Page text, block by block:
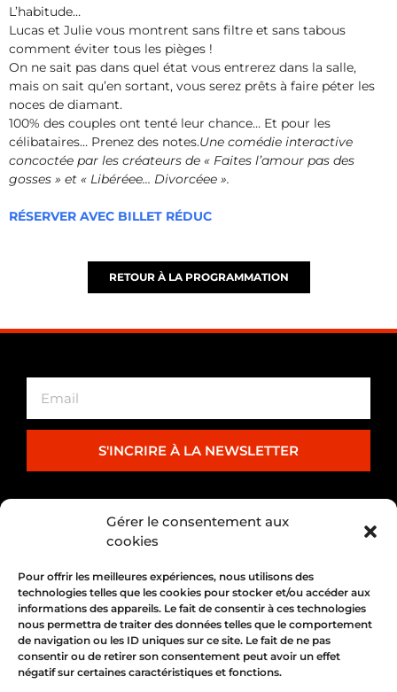
Gérer le consentement aux
cookies
Pour offrir les meilleures expériences, nous utilisons des
technologies telles que les cookies pour stocker et/ou accéder aux
informations des appareils. Le fait de consentir à ces technologies
nous permettra de traiter des données telles que le comportement
de navigation ou les ID uniques sur ce site. Le fait de ne pas
consentir ou de retirer son consentement peut avoir un effet
négatif sur certaines caractéristiques et fonctions.
L’habitude…
Lucas et Julie vous montrent sans filtre et sans tabous
comment éviter tous les pièges !
On ne sait pas dans quel état vous entrerez dans la salle,
mais on sait qu’en sortant, vous serez prêts à faire péter les
noces de diamant.
100% des couples ont tenté leur chance… Et pour les
célibataires… Prenez des notes.Une comédie interactive
concoctée par les créateurs de « Faites l’amour pas des
gosses » et « Libéréee… Divorcéee ».
RÉSERVER AVEC BILLET RÉDUC
RETOUR À LA PROGRAMMATION
S'INCRIRE À LA NEWSLETTER
PARTENARIAT